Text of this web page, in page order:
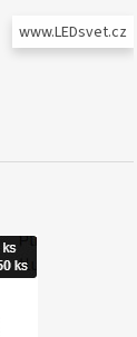
www.LEDsvet.cz